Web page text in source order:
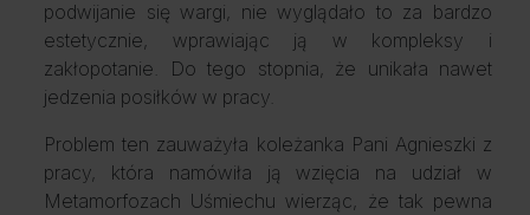
podwijanie się wargi, nie wyglądało to za bardzo
estetycznie, wprawiając ją w kompleksy i
zakłopotanie. Do tego stopnia, że unikała nawet
jedzenia posiłków w pracy.
Problem ten zauważyła koleżanka Pani Agnieszki z
pracy, która namówiła ją wzięcia na udział w
Metamorfozach Uśmiechu wierząc, że tak pewna